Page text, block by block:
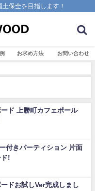
保全を目指します！
お求め方法 お問い合わせ
ド 上勝町カフェポール
付きパーティション 片面
!
ドお試しVer完成しまし